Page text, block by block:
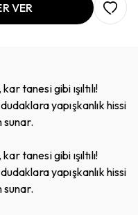
VER
tanesi gibi ışıltılı!
yapışkanlık hissi
sunar.
tanesi gibi ışıltılı!
yapışkanlık hissi
sunar.